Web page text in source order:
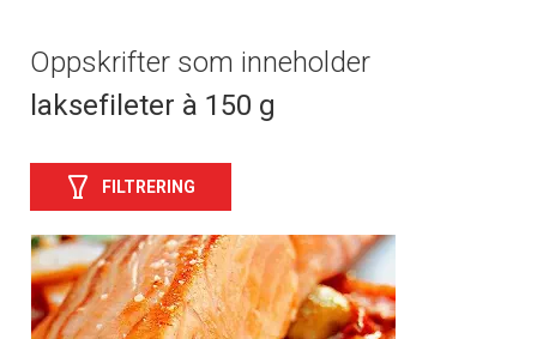
Oppskrifter som inneholder
laksefileter à 150 g
FILTRERING